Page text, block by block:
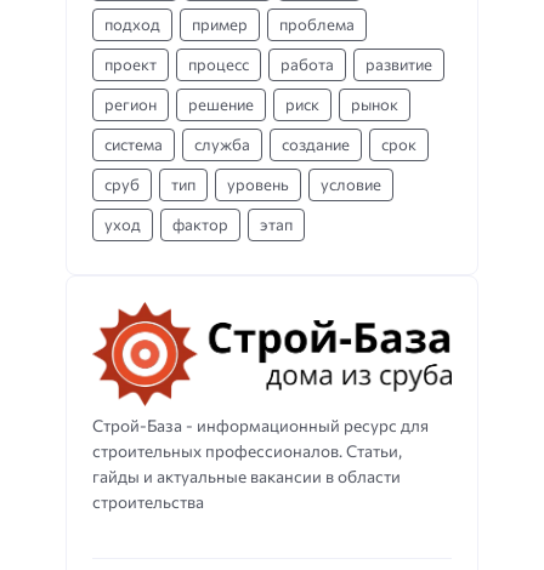
Строй-База - информационный ресурс для
строительных профессионалов. Статьи,
гайды и актуальные вакансии в области
строительства
подход пример проблема
проект процесс работа развитие
регион решение риск рынок
система служба создание срок
сруб тип уровень условие
уход фактор этап